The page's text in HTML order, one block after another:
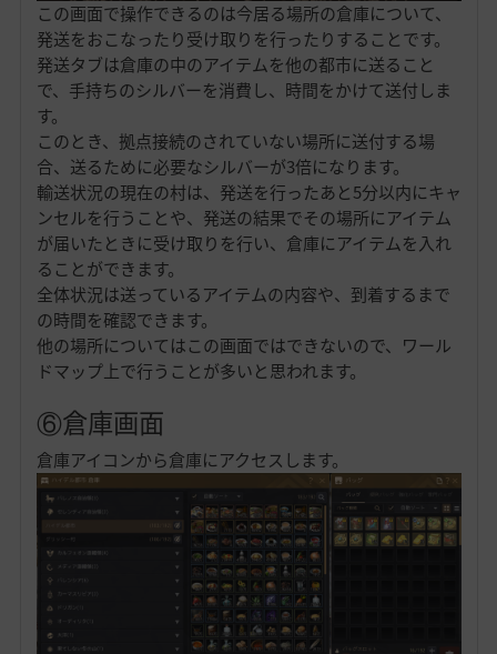
この画面で操作できるのは今居る場所の倉庫について、
発送をおこなったり受け取りを行ったりすることです。
発送タブは倉庫の中のアイテムを他の都市に送ること
で、手持ちのシルバーを消費し、時間をかけて送付しま
す。
このとき、拠点接続のされていない場所に送付する場
合、送るために必要なシルバーが3倍になります。
輸送状況の現在の村は、発送を行ったあと5分以内にキャ
ンセルを行うことや、発送の結果でその場所にアイテム
が届いたときに受け取りを行い、倉庫にアイテムを入れ
ることができます。
全体状況は送っているアイテムの内容や、到着するまで
の時間を確認できます。
他の場所についてはこの画面ではできないので、ワール
ドマップ上で行うことが多いと思われます。
⑥倉庫画面
倉庫アイコンから倉庫にアクセスします。